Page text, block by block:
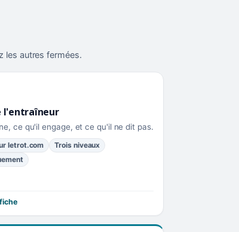
les autres fermées.
l'entraîneur
ce qu'il engage, et ce qu'il ne dit pas.
letrot.com
Trois niveaux